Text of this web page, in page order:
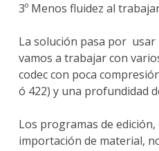
3º Menos fluidez al
La solución pasa por usar
vamos a trabajar con
codec con poca
ó 422) y una profundidad
Los programas de
importación de material,